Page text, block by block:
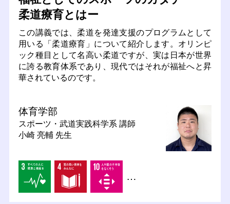
柔道療育とはー
この講義では、柔道を発達支援のプログラムとして
用いる「柔道療育」について紹介します。オリンピ
ック種目として名高い柔道ですが、実は日本が世界
に誇る教育体系であり、現代ではそれが福祉へと昇
華されているのです。
体育学部
スポーツ・武道実践科学系 講師
小崎 亮輔 先生
…